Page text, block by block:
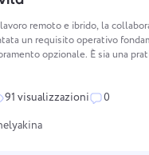
remoto e ibrido, la
un requisito operativo
opzionale. È sia una
91 visualizzazioni
0